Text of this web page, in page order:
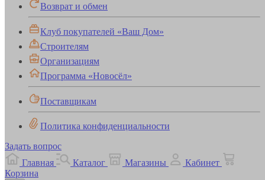
Возврат и обмен
Клуб покупателей «Ваш Дом»
Строителям
Организациям
Программа «Новосёл»
Поставщикам
Политика конфиденциальности
Задать вопрос
Главная
Каталог Магазины
Кабинет
Корзина